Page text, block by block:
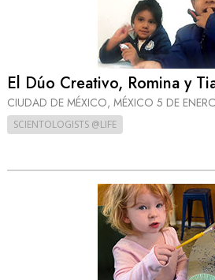
El Dúo Creativo, Romina y
CIUDAD DE MÉXICO, MÉXICO 5 DE
SCIENTOLOGISTS @LIFE